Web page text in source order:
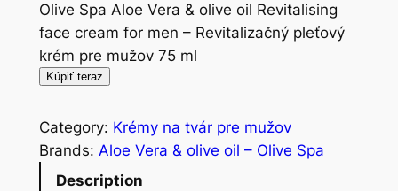
Olive Spa Aloe Vera & olive oil Revitalising
face cream for men – Revitalizačný pleťový
krém pre mužov 75 ml
Kúpiť teraz
Category: Krémy na tvár pre mužov
Brands: Aloe Vera & olive oil – Olive Spa
Description